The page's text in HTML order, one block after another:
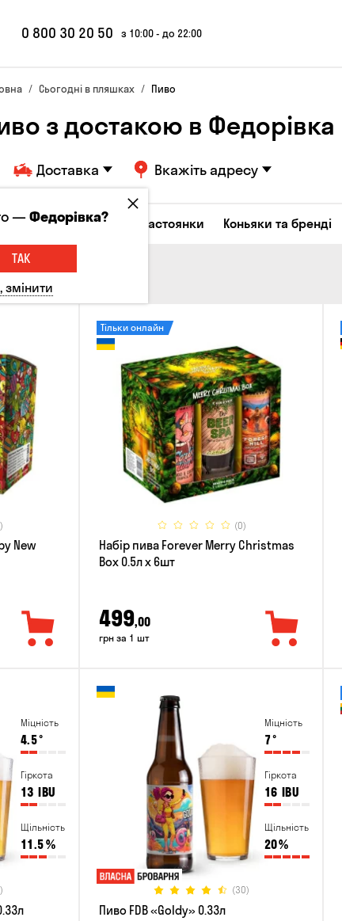
0 800 30 20 50 з 10:00 - до 22:00
Сьогодні в пляшках Пиво
з достакою в Федорівка
Доставка Вкажіть адресу
Соджу Лікери та настоянки Коньяки та бренді
New
(0)
Тільки онлайн
Набір пива Forever Merry Christmas
Box 0.5л x 6шт
499,00
грн за 1 шт
Міцність
4.5°
Гіркота
13 IBU
Щільність
11.5%
Міцність
7°
Гіркота
16 IBU
Щільність
20%
(30)
Пиво FDB «Goldy» 0.33л
—Федорівка?
ТАК
змінити